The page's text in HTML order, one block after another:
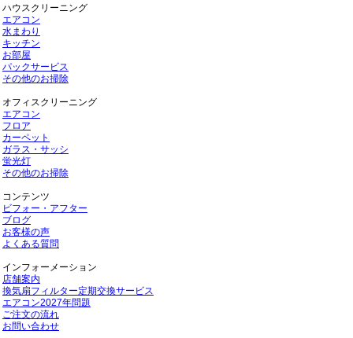
ハウスクリーニング
エアコン
水まわり
キッチン
お部屋
パックサービス
その他のお掃除
オフィスクリーニング
エアコン
フロア
カーペット
ガラス・サッシ
蛍光灯
その他のお掃除
コンテンツ
ビフォー・アフター
ブログ
お客様の声
よくある質問
インフォーメーション
店舗案内
換気扇フィルター定期交換サービス
エアコン2027年問題
ご注文の流れ
お問い合わせ